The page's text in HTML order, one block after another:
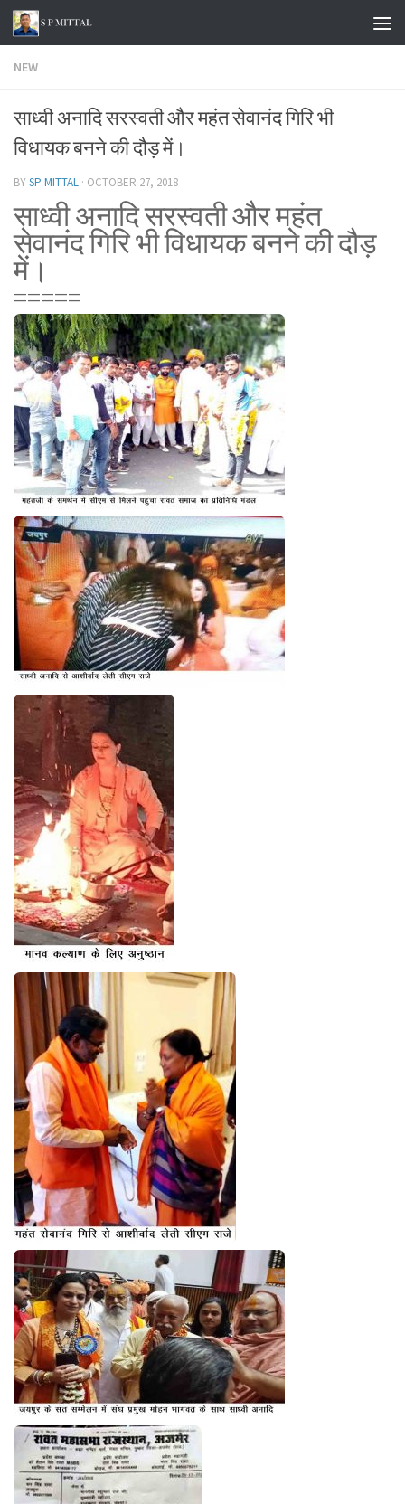
Skip to content
NEW
साध्वी अनादि सरस्वती और महंत सेवानंद गिरि भी
विधायक बनने की दौड़ में।
BYSP MITTAL · OCTOBER 27, 2018
साध्वी अनादि सरस्वती और महंत
सेवानंद गिरि भी विधायक बनने की दौड़
में।
=====